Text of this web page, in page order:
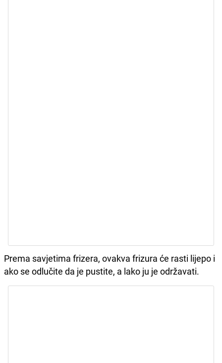
Prema savjetima frizera, ovakva frizura će rasti lijepo i
ako se odlučite da je pustite, a lako ju je održavati.